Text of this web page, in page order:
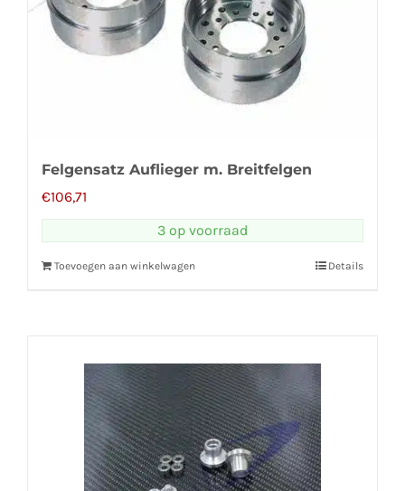
Felgensatz Auflieger m. Breitfelgen
€106,71
3 op voorraad
Toevoegen aan winkelwagen Details